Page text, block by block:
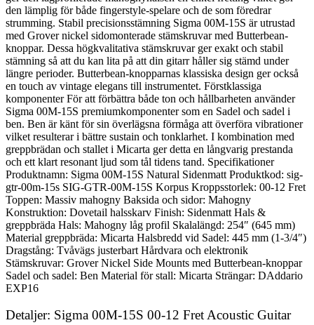
den lämplig för både fingerstyle-spelare och de som föredrar
strumming. Stabil precisionsstämning Sigma 00M-15S är utrustad
med Grover nickel sidomonterade stämskruvar med Butterbean-
knoppar. Dessa högkvalitativa stämskruvar ger exakt och stabil
stämning så att du kan lita på att din gitarr håller sig stämd under
längre perioder. Butterbean-knopparnas klassiska design ger också
en touch av vintage elegans till instrumentet. Förstklassiga
komponenter För att förbättra både ton och hållbarheten använder
Sigma 00M-15S premiumkomponenter som en Sadel och sadel i
ben. Ben är känt för sin överlägsna förmåga att överföra vibrationer
vilket resulterar i bättre sustain och tonklarhet. I kombination med
greppbrädan och stallet i Micarta ger detta en långvarig prestanda
och ett klart resonant ljud som tål tidens tand. Specifikationer
Produktnamn: Sigma 00M-15S Natural Sidenmatt Produktkod: sig-
gtr-00m-15s SIG-GTR-00M-15S Korpus Kroppsstorlek: 00-12 Fret
Toppen: Massiv mahogny Baksida och sidor: Mahogny
Konstruktion: Dovetail halsskarv Finish: Sidenmatt Hals &
greppbräda Hals: Mahogny låg profil Skalalängd: 254″ (645 mm)
Material greppbräda: Micarta Halsbredd vid Sadel: 445 mm (1-3/4″)
Dragstång: Tvåvägs justerbart Hårdvara och elektronik
Stämskruvar: Grover Nickel Side Mounts med Butterbean-knoppar
Sadel och sadel: Ben Material för stall: Micarta Strängar: DAddario
EXP16
Detaljer: Sigma 00M-15S 00-12 Fret Acoustic Guitar